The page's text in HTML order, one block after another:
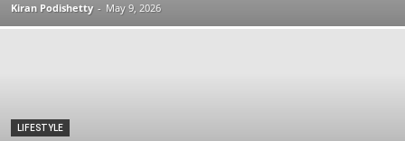
Kiran Podishetty - May 9, 2026
LIFESTYLE